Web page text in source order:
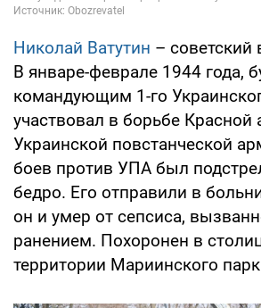
Николай Ватутин – советский
В январе-феврале 1944 года,
командующим 1-го
участвовал в борьбе Красной
Украинской повстанческой
боев против УПА был
бедро. Его отправили в
он и умер от сепсиса,
ранением. Похоронен в
территории Мариинского